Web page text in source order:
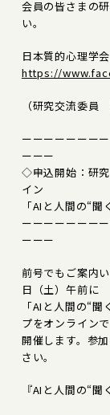
会員の皆さまの
い。
日本質的心理学
https://
（研究交流委員
ーーーーーーー
ーーー
◇申込開始：研
イン
「AIと人間の“聞
ーーーーーーー
ーーー
前号でもご案内
日（土）午前に
「AIと人間の“
プをオンラインで
開催します。参
さい。
『AIと人間の“